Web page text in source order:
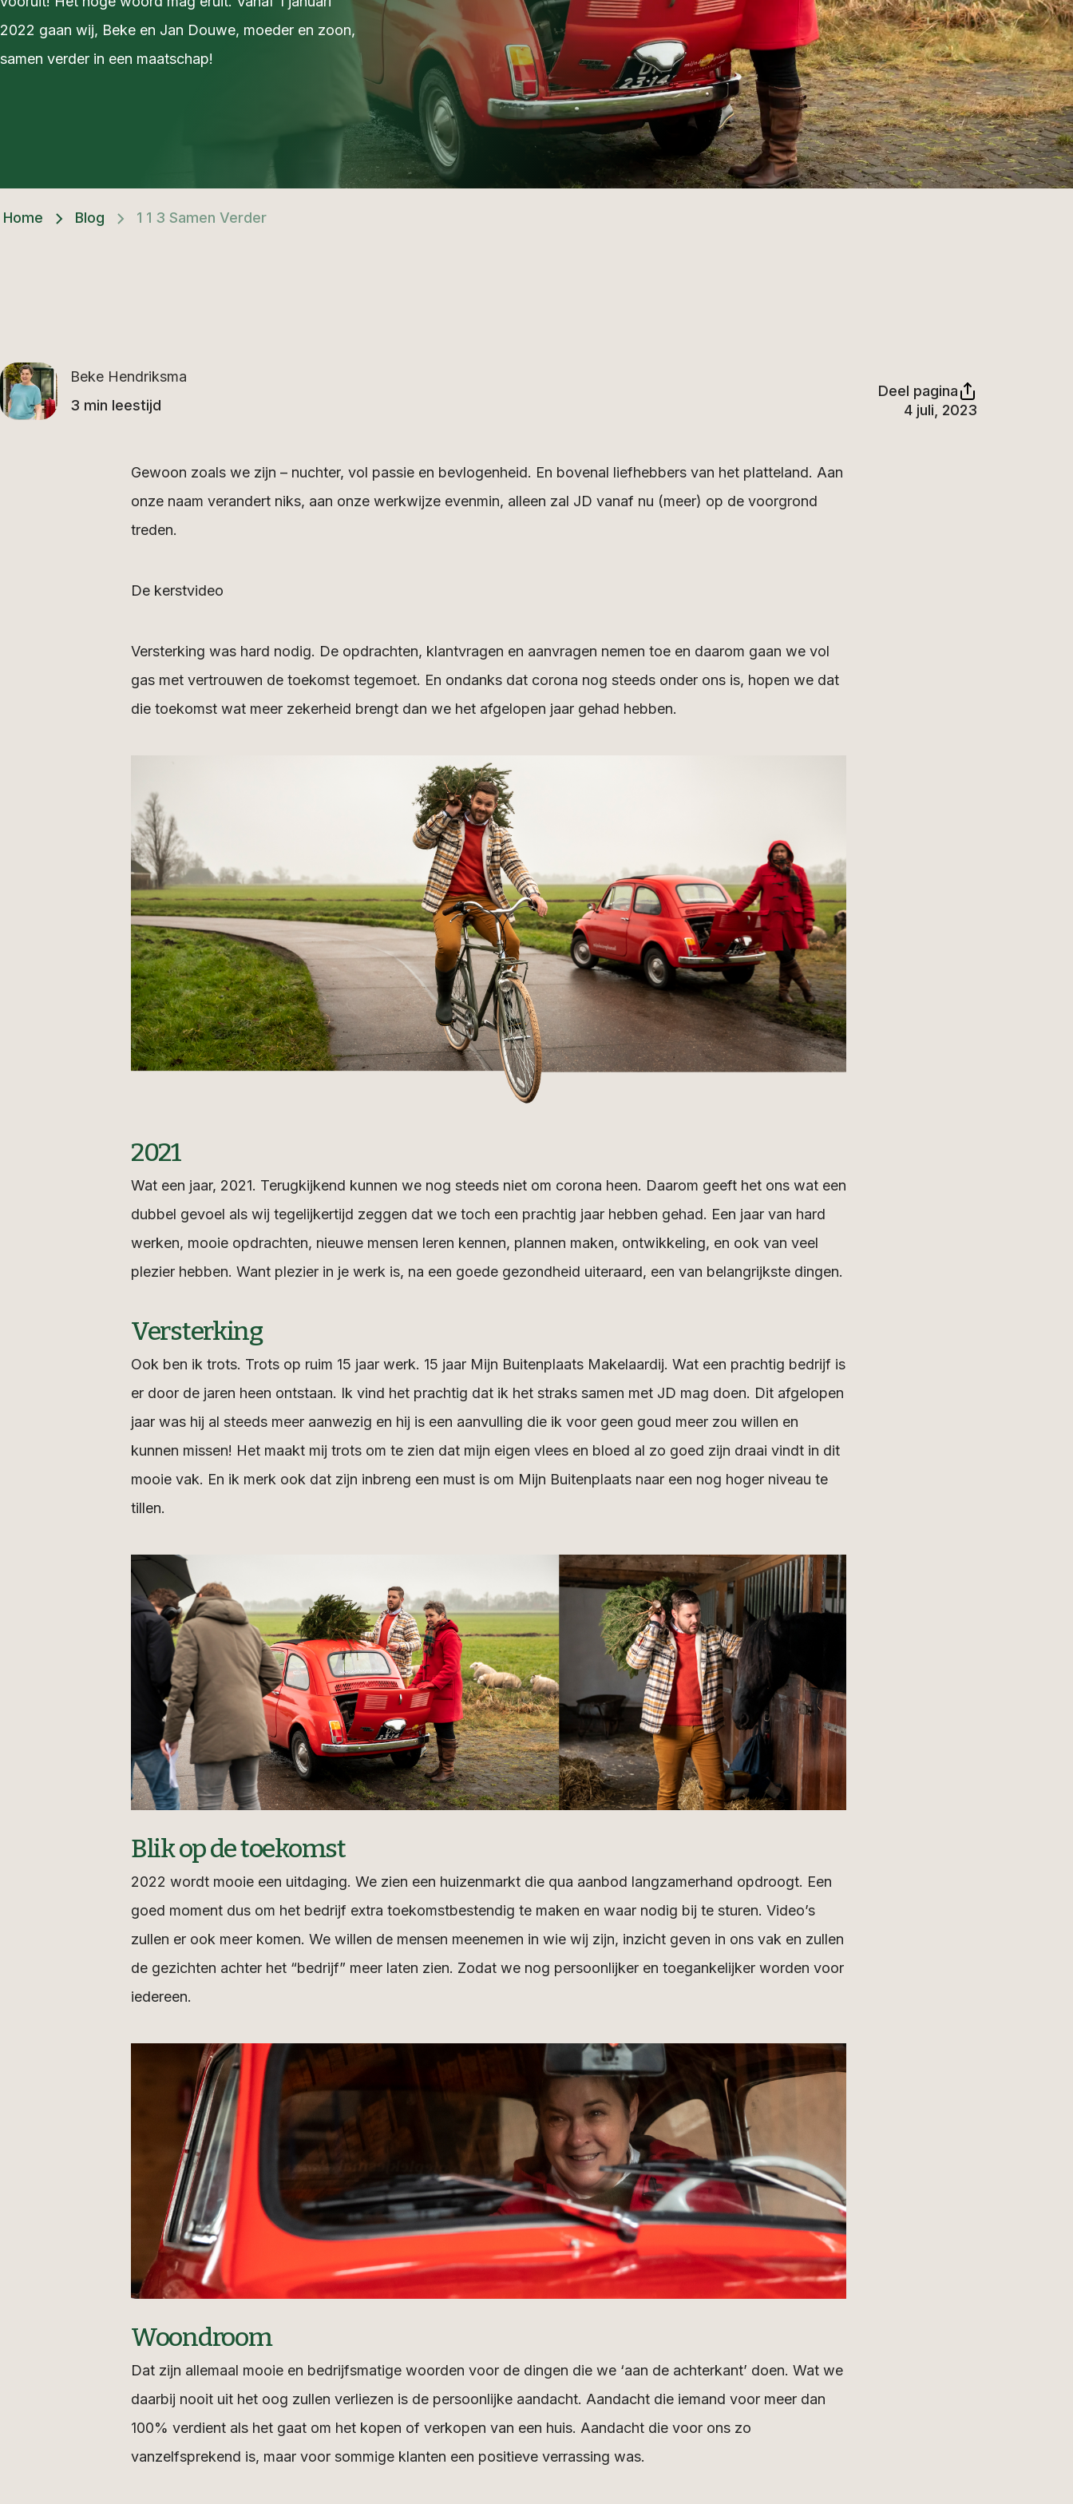
2022 gaan wij, Beke en Jan Douwe, moeder en zoon,
samen verder in een maatschap!
Home Blog 1 1 3 Samen Verder
4 juli, 2023
Deel pagina
Beke Hendriksma
3 min leestijd
Gewoon zoals we zijn – nuchter, vol passie en bevlogenheid. En bovenal liefhebbers van het platteland. Aan
onze naam verandert niks, aan onze werkwijze evenmin, alleen zal JD vanaf nu (meer) op de voorgrond
treden.
De kerstvideo
Versterking was hard nodig. De opdrachten, klantvragen en aanvragen nemen toe en daarom gaan we vol
gas met vertrouwen de toekomst tegemoet. En ondanks dat corona nog steeds onder ons is, hopen we dat
die toekomst wat meer zekerheid brengt dan we het afgelopen jaar gehad hebben.
2021
Wat een jaar, 2021. Terugkijkend kunnen we nog steeds niet om corona heen. Daarom geeft het ons wat een
dubbel gevoel als wij tegelijkertijd zeggen dat we toch een prachtig jaar hebben gehad. Een jaar van hard
werken, mooie opdrachten, nieuwe mensen leren kennen, plannen maken, ontwikkeling, en ook van veel
plezier hebben. Want plezier in je werk is, na een goede gezondheid uiteraard, een van belangrijkste dingen.
Versterking
Ook ben ik trots. Trots op ruim 15 jaar werk. 15 jaar Mijn Buitenplaats Makelaardij. Wat een prachtig bedrijf is
er door de jaren heen ontstaan. Ik vind het prachtig dat ik het straks samen met JD mag doen. Dit afgelopen
jaar was hij al steeds meer aanwezig en hij is een aanvulling die ik voor geen goud meer zou willen en
kunnen missen! Het maakt mij trots om te zien dat mijn eigen vlees en bloed al zo goed zijn draai vindt in dit
mooie vak. En ik merk ook dat zijn inbreng een must is om Mijn Buitenplaats naar een nog hoger niveau te
tillen.
Blik op de toekomst
2022 wordt mooie een uitdaging. We zien een huizenmarkt die qua aanbod langzamerhand opdroogt. Een
goed moment dus om het bedrijf extra toekomstbestendig te maken en waar nodig bij te sturen. Video’s
zullen er ook meer komen. We willen de mensen meenemen in wie wij zijn, inzicht geven in ons vak en zullen
de gezichten achter het “bedrijf” meer laten zien. Zodat we nog persoonlijker en toegankelijker worden voor
iedereen.
Woondroom
Dat zijn allemaal mooie en bedrijfsmatige woorden voor de dingen die we ‘aan de achterkant’ doen. Wat we
daarbij nooit uit het oog zullen verliezen is de persoonlijke aandacht. Aandacht die iemand voor meer dan
100% verdient als het gaat om het kopen of verkopen van een huis. Aandacht die voor ons zo
vanzelfsprekend is, maar voor sommige klanten een positieve verrassing was.